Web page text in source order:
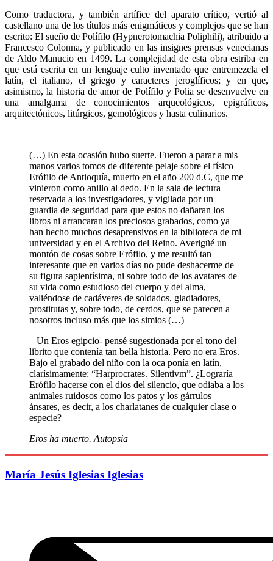
Como traductora, y también artífice del aparato crítico, vertió al
castellano una de los títulos más enigmáticos y complejos que se han
escrito: El sueño de Polífilo (Hypnerotomachia Poliphili), atribuido a
Francesco Colonna, y publicado en las insignes prensas venecianas
de Aldo Manucio en 1499. La complejidad de esta obra estriba en
que está escrita en un lenguaje culto inventado que entremezcla el
latín, el italiano, el griego y caracteres jeroglíficos; y en que,
asimismo, la historia de amor de Polífilo y Polia se desenvuelve en
una amalgama de conocimientos arqueológicos, epigráficos,
arquitectónicos, litúrgicos, gemológicos y hasta culinarios.
(…) En esta ocasión hubo suerte. Fueron a parar a mis
manos varios tomos de diferente pelaje sobre el físico
Erófilo de Antioquía, muerto en el año 200 d.C, que me
vinieron como anillo al dedo. En la sala de lectura
reservada a los investigadores, y vigilada por un
guardia de seguridad para que estos no dañaran los
libros ni arrancaran los preciosos grabados, como ya
han hecho muchos desaprensivos en la biblioteca de mi
universidad y en el Archivo del Reino. Averigüé un
montón de cosas sobre Erófilo, y me resultó tan
interesante que en varios días no pude deshacerme de
su figura sapientísima, ni sobre todo de los avatares de
su vida como estudioso del cuerpo y del alma,
valiéndose de cadáveres de soldados, gladiadores,
prostitutas y, sobre todo, de cerdos, que se parecen a
nosotros incluso más que los simios (…)
– Un Eros egipcio- pensé sugestionada por el tono del
librito que contenía tan bella historia. Pero no era Eros.
Bajo el grabado del niño con la oca ponía en latín,
clarísimamente: “Harprocrates. Silentivm”. ¿Lograría
Erófilo hacerse con el dios del silencio, que odiaba a los
animales ruidosos como los patos y los gárrulos
ánsares, es decir, a los charlatanes de cualquier clase o
especie?
Eros ha muerto. Autopsia
María Jesús Iglesias Iglesias